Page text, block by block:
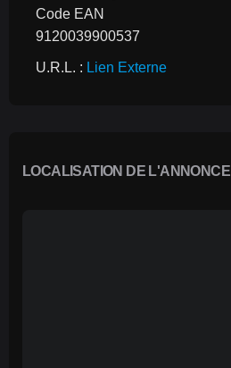
Code EAN
9120039900537
U.R.L. : Lien Externe
LOCALISATION DE L'ANNONCE